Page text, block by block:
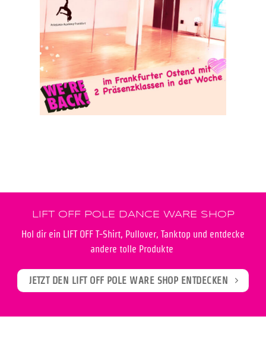
LIFT OFF POLE DANCE WARE SHOP
Hol dir ein LIFT OFF T-Shirt, Pullover, Tanktop und entdecke
andere tolle Produkte
JETZT DEN LIFT OFF POLE WARE SHOP ENTDECKEN